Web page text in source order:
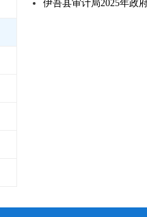
伊吾县审计局2025年政